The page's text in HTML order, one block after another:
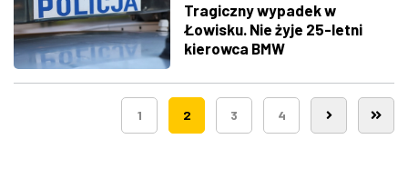
Tragiczny wypadek w
Łowisku. Nie żyje 25-letni
kierowca BMW
1 2 3 4